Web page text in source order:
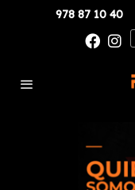
978 87 10 40